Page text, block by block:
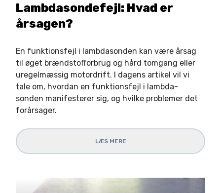
Lambdasondefejl: Hvad er
årsagen?
En funktionsfejl i lambdasonden kan være årsag
til øget brændstofforbrug og hård tomgang eller
uregelmæssig motordrift. I dagens artikel vil vi
tale om, hvordan en funktionsfejl i lambda-
sonden manifesterer sig, og hvilke problemer det
forårsager.
LÆS MERE